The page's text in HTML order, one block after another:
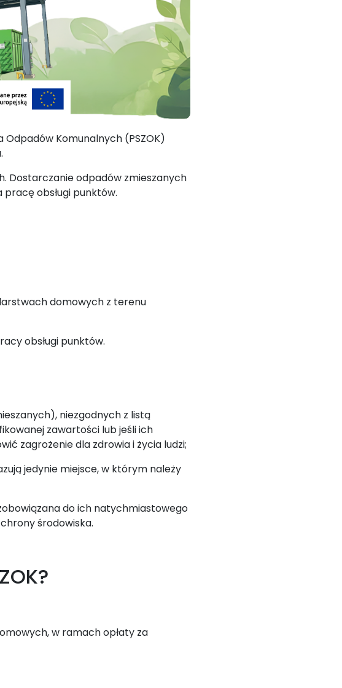
Komunalnych (PSZOK)
Dostarczanie odpadów zmieszanych
obsługi punktów.
domowych z terenu
obsługi punktów.
niezgodnych z listą
zawartości lub jeśli ich
zagrożenie dla zdrowia i życia ludzi;
jedynie miejsce, w którym należy
do ich natychmiastowego
środowiska.
w ramach opłaty za